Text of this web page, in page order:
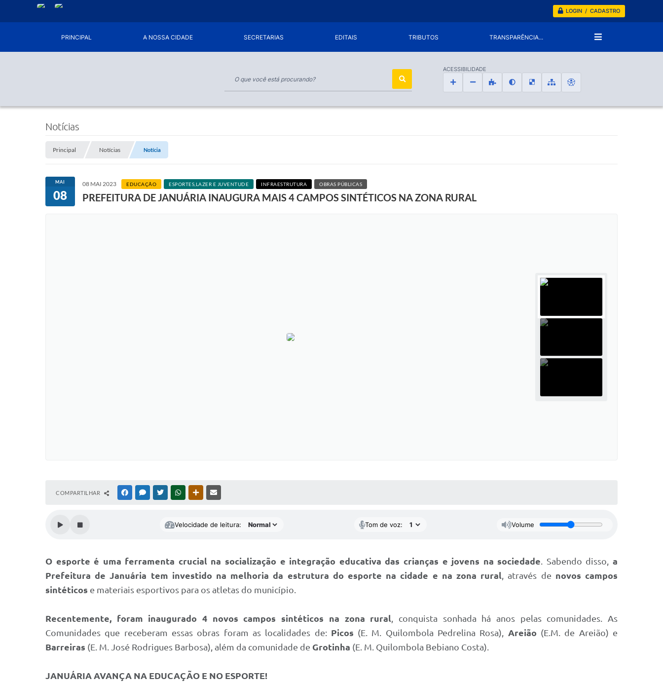
LOGIN / CADASTRO
PRINCIPAL A NOSSA CIDADE SECRETARIAS EDITAIS TRIBUTOS TRANSPARÊNCIA...
ACESSIBILIDADE
Notícias
Principal Notícias Notícia
MAI
08
08 MAI 2023 EDUCAÇÃO ESPORTES,LAZER E JUVENTUDE INFRAESTRUTURA OBRAS PÚBLICAS
PREFEITURA DE JANUÁRIA INAUGURA MAIS 4 CAMPOS SINTÉTICOS NA ZONA RURAL
COMPARTILHAR FACEBOOKMESSENGER
TWITTERWHATSAPPOUTRAS MÍDIAS
Velocidade de leitura: Tom de voz: Volume
O esporte é uma ferramenta crucial na socialização e integração educativa das crianças e jovens na sociedade. Sabendo disso,a
Prefeitura de Januária tem investido na melhoria da estrutura do esporte na cidade e na zona rural, através de novos campos
sintéticos e materiais esportivos para os atletas do município.
Recentemente, foram inaugurado 4 novos campos sintéticos na zona rural, conquista sonhada há anos pelas comunidades. As
Comunidades que receberam essas obras foram as localidades de: Picos (E. M. Quilombola Pedrelina Rosa), Areião (E.M. de Areião) e
Barreiras (E. M. José Rodrigues Barbosa), além da comunidade de Grotinha (E. M. Quilombola Bebiano Costa).
JANUÁRIA AVANÇA NA EDUCAÇÃO E NO ESPORTE!